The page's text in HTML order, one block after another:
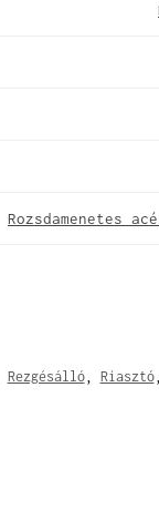
Rozsdamenetes
Rezgésálló, Riasztó